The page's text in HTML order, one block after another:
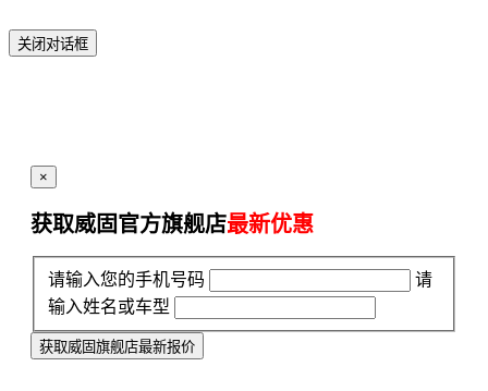
关闭对话框
×
获取威固官方旗舰店最新优惠
请输入您的手机号码
请
输入姓名或车型
获取威固旗舰店最新报价